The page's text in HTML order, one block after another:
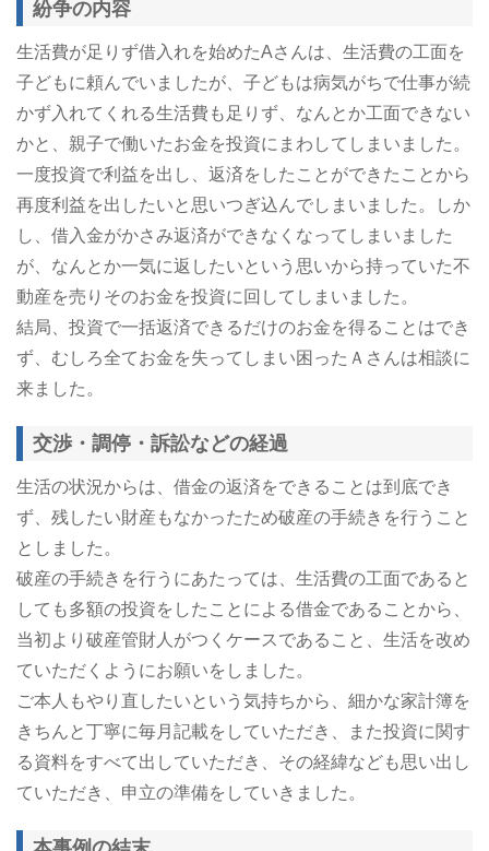
紛争の内容
生活費が足りず借入れを始めたAさんは、生活費の工面を
子どもに頼んでいましたが、子どもは病気がちで仕事が続
かず入れてくれる生活費も足りず、なんとか工面できない
かと、親子で働いたお金を投資にまわしてしまいました。
一度投資で利益を出し、返済をしたことができたことから
再度利益を出したいと思いつぎ込んでしまいました。しか
し、借入金がかさみ返済ができなくなってしまいました
が、なんとか一気に返したいという思いから持っていた不
動産を売りそのお金を投資に回してしまいました。
結局、投資で一括返済できるだけのお金を得ることはでき
ず、むしろ全てお金を失ってしまい困ったＡさんは相談に
来ました。
交渉・調停・訴訟などの経過
生活の状況からは、借金の返済をできることは到底でき
ず、残したい財産もなかったため破産の手続きを行うこと
としました。
破産の手続きを行うにあたっては、生活費の工面であると
しても多額の投資をしたことによる借金であることから、
当初より破産管財人がつくケースであること、生活を改め
ていただくようにお願いをしました。
ご本人もやり直したいという気持ちから、細かな家計簿を
きちんと丁寧に毎月記載をしていただき、また投資に関す
る資料をすべて出していただき、その経緯なども思い出し
ていただき、申立の準備をしていきました。